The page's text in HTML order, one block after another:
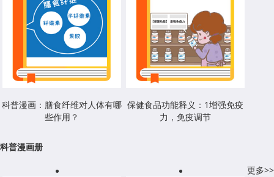
科普漫画：膳食纤维对人体有哪
些作用？
保健食品功能释义：1增强免疫
力，免疫调节
科普漫画册
更多>>